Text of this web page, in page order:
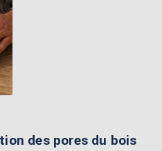
des pores du bois